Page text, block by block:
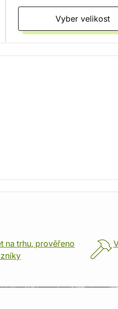
Vyber velikost
na trhu, prověřeno